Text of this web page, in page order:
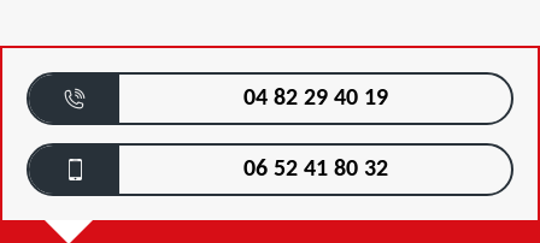
04 82 29 40 19
06 52 41 80 32